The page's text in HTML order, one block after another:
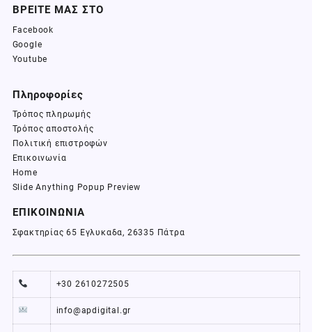
ΒΡΕΙΤΕ ΜΑΣ ΣΤΟ
Facebook
Google
Youtube
Πληροφορίες
Τρόπος πληρωμής
Τρόπος αποστολής
Πολιτική επιστροφών
Επικοινωνία
Home
Slide Anything Popup Preview
ΕΠΙΚΟΙΝΩΝΙΑ
Σφακτηρίας 65 Εγλυκαδα, 26335 Πάτρα
+30 2610272505
info@apdigital.gr